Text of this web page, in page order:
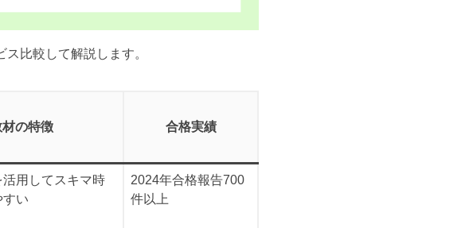
比較して解説します。
材の特徴 合格実績
用してスキマ時
すい
2024年合格報告700
件以上